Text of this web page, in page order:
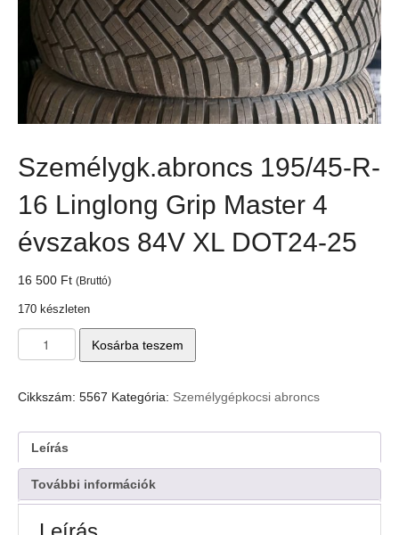
Személygk.abroncs 195/45-R-
16 Linglong Grip Master 4
évszakos 84V XL DOT24-25
16 500 Ft (Bruttó)
170 készleten
195/45-
16
Master
4
évszakos
84V
Kosárba teszem
Cikkszám: 5567 Kategória: Személygépkocsi abroncs
Leírás
További információk